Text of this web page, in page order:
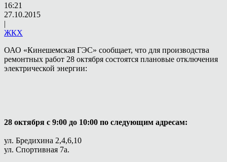
16:21
27.10.2015
|
ЖКХ
ОАО «Кинешемская ГЭС» сообщает, что для производства
ремонтных работ 28 октября состоятся плановые отключения
электрической энергии:
28 октября с 9:00 до 10:00 по следующим адресам:
ул. Бредихина 2,4,6,10
ул. Спортивная 7а.